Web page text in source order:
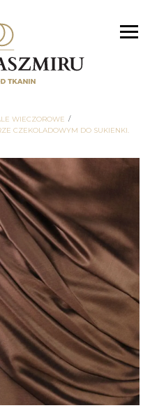
WIECZOROWE
CZEKOLADOWYM DO SUKIENKI.